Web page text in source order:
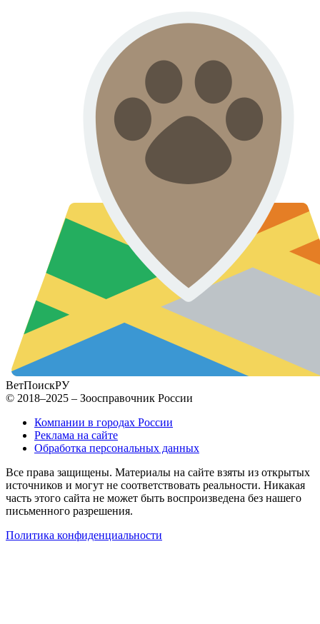
ВетПоискРУ
© 2018–2025 – Зоосправочник России
Компании в городах России
Реклама на сайте
Обработка персональных данных
Все права защищены. Материалы на сайте взяты из открытых
источников и могут не соответствовать реальности. Никакая
часть этого сайта не может быть воспроизведена без нашего
письменного разрешения.
Политика конфиденциальности